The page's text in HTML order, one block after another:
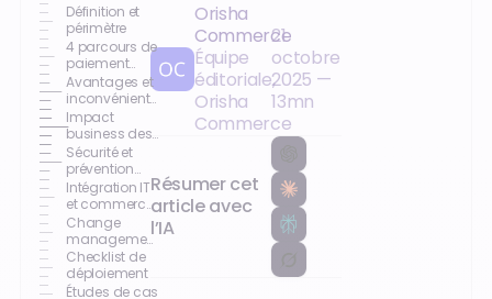
Définition et
périmètre
4 parcours de
paiement
comparés
Avantages et
inconvénients
d’une caisse
libre-service
Impact
business des
caisses libre-
service
Sécurité et
prévention
des vols
Intégration IT
et commerce
unifié
Change
management
& expérience
employé
Checklist de
déploiement
Études de cas
Orisha
Commerce
Équipe
éditoriale,
Orisha
Commerce
21
octobre
2025 —
13mn
Résumer cet
article avec
l’IA